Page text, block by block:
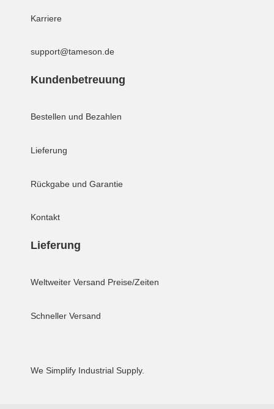
Karriere
support@tameson.de
Kundenbetreuung
Bestellen und Bezahlen
Lieferung
Rückgabe und Garantie
Kontakt
Lieferung
Weltweiter Versand Preise/Zeiten
Schneller Versand
We Simplify Industrial Supply.